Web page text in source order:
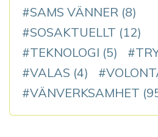
SAMS VÄNNER (8)
SOSAKTUELLT (12)
TEKNOLOGI (5)
VALAS (4)
VÄNVERKSAMHET